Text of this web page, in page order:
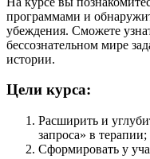
программами и
убеждения. Сможете
бессознательном мире
истории.
Цели курса:
Расширить и
запроса» в терапии;
Сформировать у